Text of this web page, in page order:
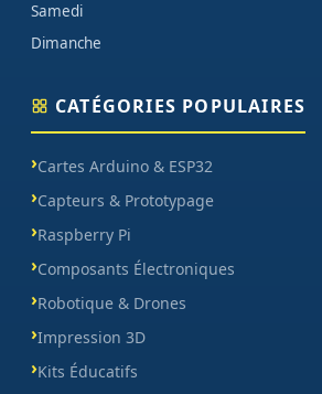
Samedi
Dimanche
CATÉGORIES POPULAIRES
Cartes Arduino & ESP32
Capteurs & Prototypage
Raspberry Pi
Composants Électroniques
Robotique & Drones
Impression 3D
Kits Éducatifs